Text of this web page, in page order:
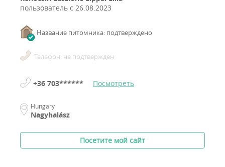
пользователь с 26.08.2023
Название питомника: подтверждено
Телефон: не подтвержден
+36 703****** Посмотреть
Hungary
Nagyhalász
Посетите мой сайт